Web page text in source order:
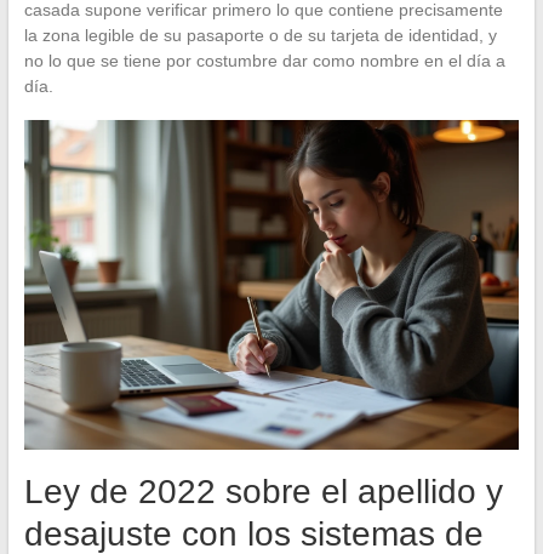
casada supone verificar primero lo que contiene precisamente
la zona legible de su pasaporte o de su tarjeta de identidad, y
no lo que se tiene por costumbre dar como nombre en el día a
día.
Ley de 2022 sobre el apellido y
desajuste con los sistemas de